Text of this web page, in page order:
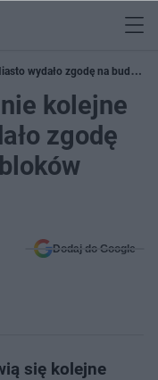
wydało zgodę na budowę
kolejne
zgodę
Dodaj do Google
się kolejne